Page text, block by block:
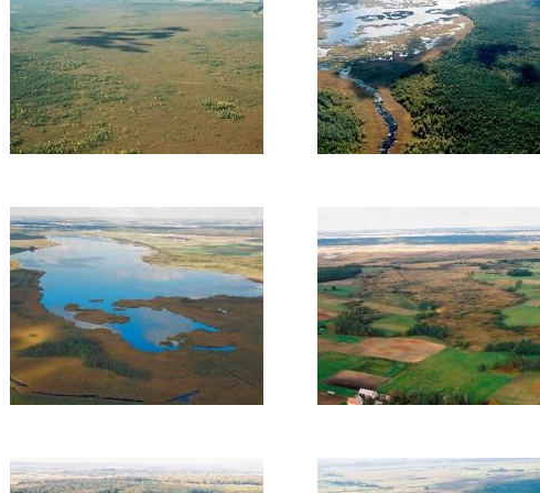
Žuvinto
palių
gamtinis
kompleksas
gamtinis
rezervatas
gamtinis
Liepakojų
botaninis